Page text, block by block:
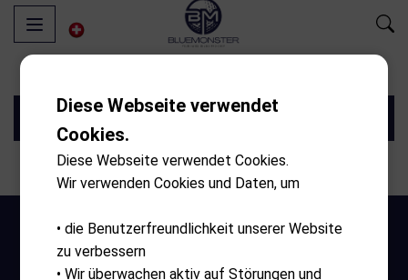
Filter
Diese Webseite verwendet
Cookies.
Diese Webseite verwendet Cookies.
Wir verwenden Cookies und Daten, um
• die Benutzerfreundlichkeit unserer Website
zu verbessern
• Wir überwachen aktiv auf Störungen und